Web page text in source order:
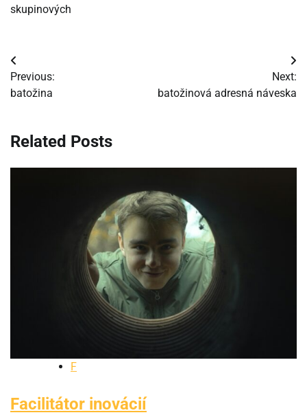
skupinových
Navigácia
v
Previous:
batožina
Next:
batožinová adresná náveska
Related Posts
F
Facilitátor inovácií